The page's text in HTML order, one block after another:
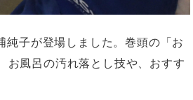
子が登場しました。巻頭の「お
お風呂の汚れ落とし技や、おすす